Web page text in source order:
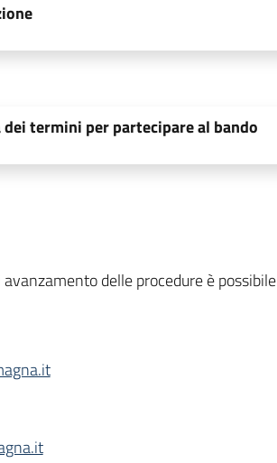
dei termini per partecipare al bando
delle procedure è possibile